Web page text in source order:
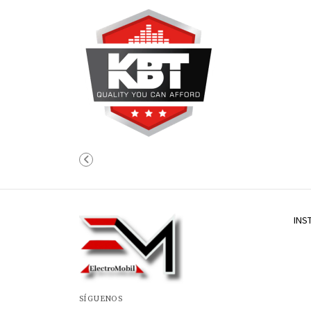
SÍGUENOS